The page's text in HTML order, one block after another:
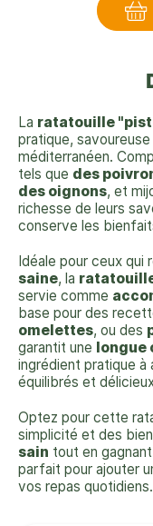
La ratatouille
pratique,
méditerranéen.
tels que des
des oignons, et
richesse de leurs
conserve les
Idéale pour ceux qui
saine, la
servie comme
base pour des
omelettes, ou des
garantit une
ingrédient pratique à
équilibrés et
Optez pour cette
simplicité et des
sain tout en
parfait pour ajouter
vos repas quotidiens.